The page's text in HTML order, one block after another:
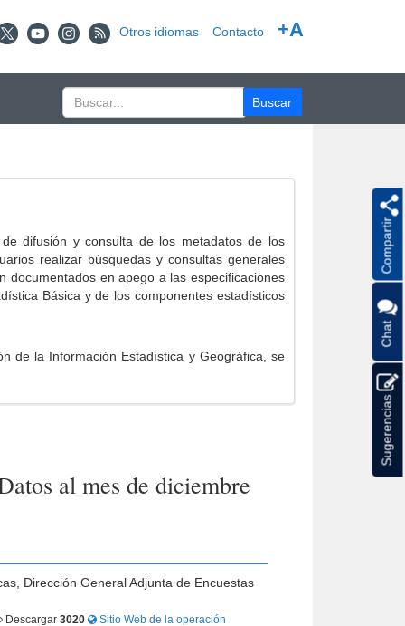
Otros idiomas Contacto +A
difusión y consulta de los metadatos de los
realizar búsquedas y consultas generales
documentados en apego a las especificaciones
Básica y de los componentes estadísticos
de la Información Estadística y Geográfica, se
al mes de diciembre
Dirección General Adjunta de Encuestas
Descargar3020
Sitio Web de la operación
Compartir
Chat
Sugerencias